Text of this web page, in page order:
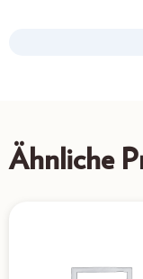
Ähnliche